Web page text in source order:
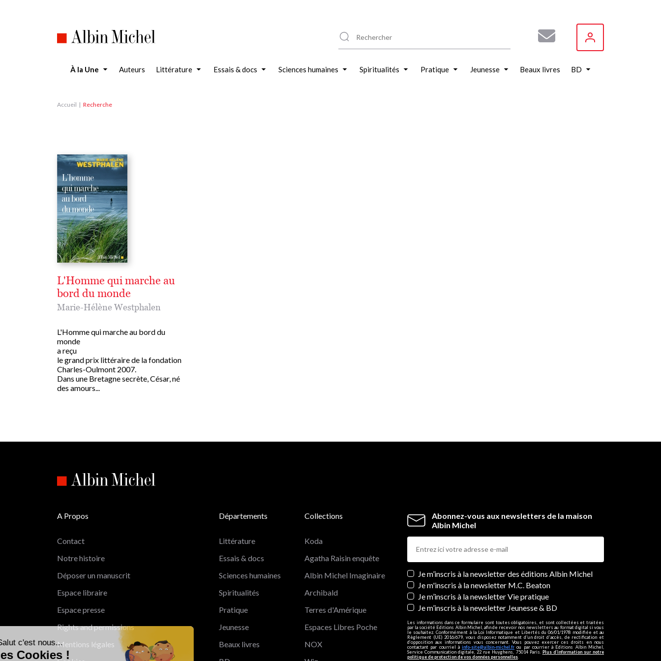
Salut c'est nous...
les Cookies !
À la Une Auteurs Littérature Essais & docs Sciences humaines Spiritualités Pratique Jeunesse Beaux livres BD
Accueil Recherche
L'Homme qui marche au
bord du monde
Marie-Hélène Westphalen
L'Homme qui marche au bord du
monde
a reçu
le grand prix littéraire de la fondation
Charles-Oulmont 2007.
Dans une Bretagne secrète, César, né
des amours...
Abonnez-vous aux newsletters de la maison
Albin Michel
Newsletters
Je m’inscris à la newsletter des éditions Albin Michel
Je m'inscris à la newsletter M.C. Beaton
Je m’inscris à la newsletter Vie pratique
Je m’inscris à la newsletter Jeunesse & BD
Les informations dans ce formulaire sont toutes obligatoires, et sont collectées et traitées
par la société Editions Albin Michel, afin de recevoir nos newsletters au format digital si vous
le souhaitez. Conformément à la Loi Informatique et Libertés du 06/01/1978 modifiée et au
Règlement (UE) 2016/679, vous disposez notamment d'un droit d'accès, de rectification et
d’opposition aux informations vous concernant. Vous pouvez exercer ces droits en nous
contactant par courriel àinfo-site@albin-michel.fr ou par courrier à Editions Albin Michel,
Service Communication digitale, 22 rue Huyghens, 75014 Paris. Plus d’information sur notre
politique de protection de vos données personnelles
A Propos
Contact
Notre histoire
Déposer un manuscrit
Espace libraire
Espace presse
Rights and permissions
Mentions légales
Départements
Littérature
Essais & docs
Sciences humaines
Spiritualités
Pratique
Jeunesse
Beaux livres
Collections
Koda
Agatha Raisin enquête
Albin Michel Imaginaire
Archibald
Terres d'Amérique
Espaces Libres Poche
NOX